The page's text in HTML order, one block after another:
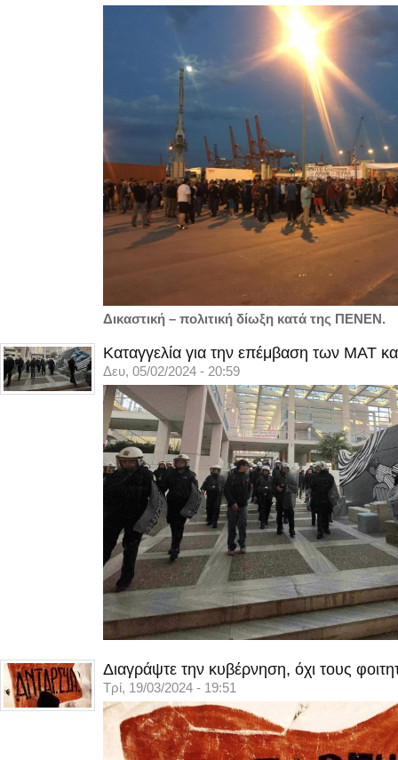
Δικαστική – πολιτική δίωξη κατά της ΠΕΝΕΝ.
Καταγγελία για την επέμβαση των ΜΑΤ
Δευ, 05/02/2024 - 20:59
Διαγράψτε την κυβέρνηση, όχι τους
Τρί, 19/03/2024 - 19:51